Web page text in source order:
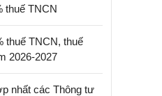
thuế TNCN
thuế TNCN, thuế
2026-2027
nhất các Thông tư